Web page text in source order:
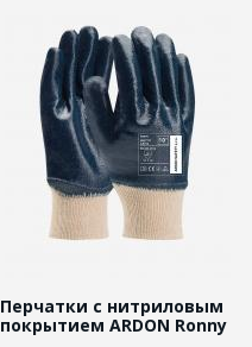
Перчатки с нитриловым
покрытием ARDON Ronny